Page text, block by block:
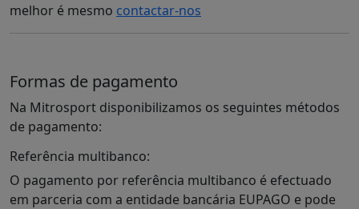
melhor é mesmo contactar-nos
Formas de pagamento
Na Mitrosport disponibilizamos os seguintes métodos
de pagamento:
Referência multibanco:
O pagamento por referência multibanco é efectuado
em parceria com a entidade bancária EUPAGO e pode